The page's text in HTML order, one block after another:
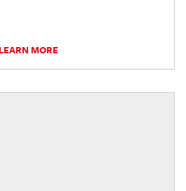
LEARN MORE